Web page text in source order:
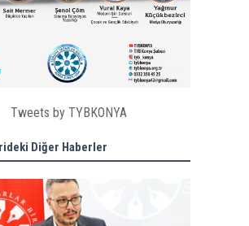
Tweets by TYBKONYA
Diğer Haberler